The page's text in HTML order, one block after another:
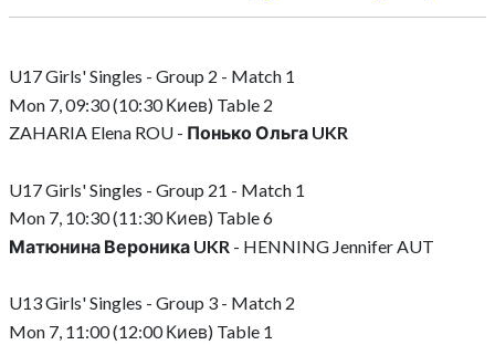
U17 Girls' Singles - Group 2 - Match 1
Mon 7, 09:30 (10:30 Киев) Table 2
ZAHARIA Elena ROU - Понько Ольга UKR
U17 Girls' Singles - Group 21 - Match 1
Mon 7, 10:30 (11:30 Киев) Table 6
Матюнина Вероника UKR - HENNING Jennifer AUT
U13 Girls' Singles - Group 3 - Match 2
Mon 7, 11:00 (12:00 Киев) Table 1